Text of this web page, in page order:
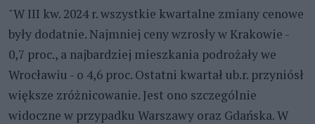
"W III kw. 2024 r. wszystkie kwartalne zmiany cenowe
były dodatnie. Najmniej ceny wzrosły w Krakowie ­-
0,7 proc., a najbardziej mieszkania podrożały we
Wrocławiu - o 4,6 proc. Ostatni kwartał ub.r. przyniósł
większe zróżnicowanie. Jest ono szczególnie
widoczne w przypadku Warszawy oraz Gdańska. W